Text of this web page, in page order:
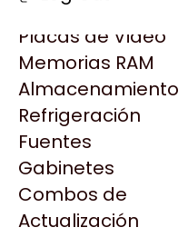
Microprocesadores
Placas de Video
Memorias RAM
Almacenamiento
Refrigeración
Fuentes
Gabinetes
Combos de
Actualización
AULA
Acer
Adata
AeroCool
Antec
Arkham
Asrock
MOTHERBOARD
B850-G GAMING